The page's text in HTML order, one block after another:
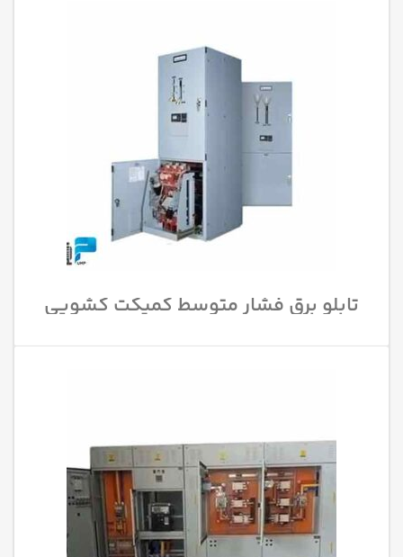
تابلو برق فشار متوسط کمپکت کشویی
AIS